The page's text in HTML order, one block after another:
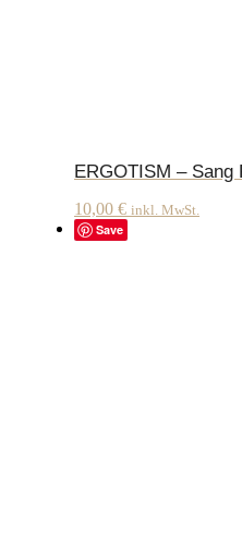
ERGOTISM – Sang
10,00 € inkl. MwSt.
Save